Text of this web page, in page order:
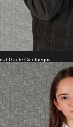
Gaete Cienfuegos